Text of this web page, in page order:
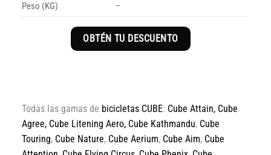
Peso (KG)
–
OBTÉN TU DESCUENTO
Todas las gamas de bicicletas CUBE: Cube Attain, Cube
Agree, Cube Litening Aero, Cube Kathmandu, Cube
Touring, Cube Nature, Cube Aerium, Cube Aim, Cube